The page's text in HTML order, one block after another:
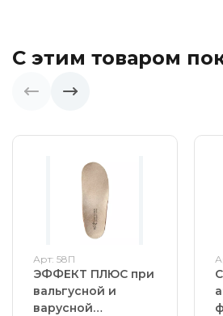
С этим товаром
Арт: 58П
ЭФФЕКТ ПЛЮС при
вальгусной и
варусной